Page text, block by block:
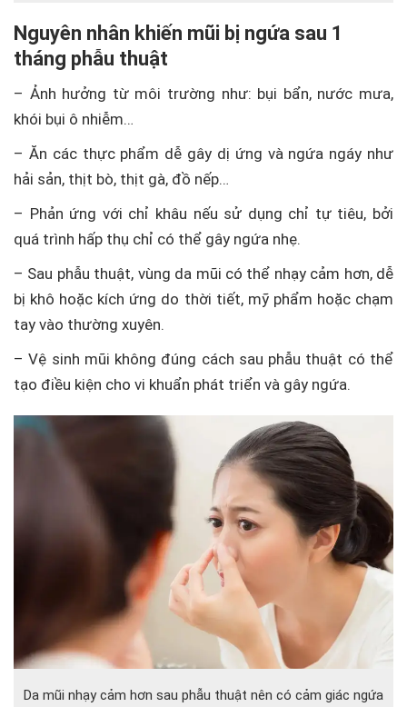
Nguyên nhân khiến mũi bị ngứa sau 1
tháng phẫu thuật
– Ảnh hưởng từ môi trường như: bụi bẩn, nước mưa,
khói bụi ô nhiễm…
– Ăn các thực phẩm dễ gây dị ứng và ngứa ngáy như
hải sản, thịt bò, thịt gà, đồ nếp…
– Phản ứng với chỉ khâu nếu sử dụng chỉ tự tiêu, bởi
quá trình hấp thụ chỉ có thể gây ngứa nhẹ.
– Sau phẫu thuật, vùng da mũi có thể nhạy cảm hơn, dễ
bị khô hoặc kích ứng do thời tiết, mỹ phẩm hoặc chạm
tay vào thường xuyên.
– Vệ sinh mũi không đúng cách sau phẫu thuật có thể
tạo điều kiện cho vi khuẩn phát triển và gây ngứa.
Da mũi nhạy cảm hơn sau phẫu thuật nên có cảm giác ngứa